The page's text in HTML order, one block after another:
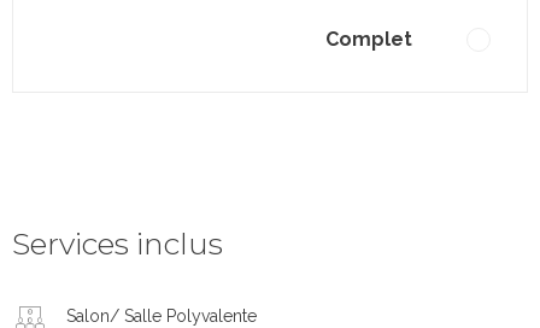
Complet
Services inclus
Salon/ Salle Polyvalente